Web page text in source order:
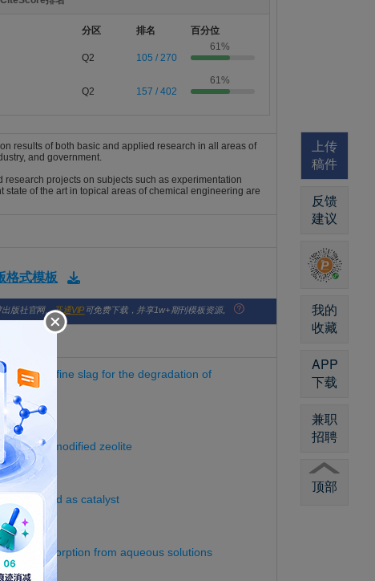
分区 排名
百分位
Q2 105 / 270
61%
Q2 157 / 402
61%
results of both basic and applied research in all areas of
and government.
projects on subjects such as experimentation
of the art in topical areas of chemical engineering are
格式模板
版社官网。开通VIP 可免费下载，并享1w+期刊模板资源。
fine slag for the degradation of
cobalt-modified zeolite
ionic liquid as catalyst
blue adsorption from aqueous solutions
上传
稿件
反馈
建议
我的
收藏
APP
下载
兼职
招聘
顶部